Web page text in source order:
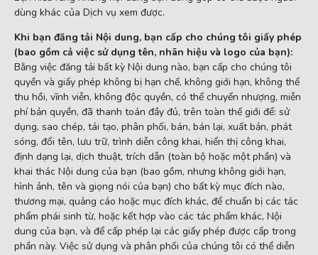
dùng khác của Dịch vụ xem được.
Khi bạn đăng tải Nội dung, bạn cấp cho chúng tôi giấy phép
(bao gồm cả việc sử dụng tên, nhãn hiệu và logo của bạn):
Bằng việc đăng tải bất kỳ Nội dung nào, bạn cấp cho chúng tôi
quyền và giấy phép không bị hạn chế, không giới hạn, không thể
thu hồi, vĩnh viễn, không độc quyền, có thể chuyển nhượng, miễn
phí bản quyền, đã thanh toán đầy đủ, trên toàn thế giới để: sử
dụng, sao chép, tái tạo, phân phối, bán, bán lại, xuất bản, phát
sóng, đổi tên, lưu trữ, trình diễn công khai, hiển thị công khai,
định dạng lại, dịch thuật, trích dẫn (toàn bộ hoặc một phần) và
khai thác Nội dung của bạn (bao gồm, nhưng không giới hạn,
hình ảnh, tên và giọng nói của bạn) cho bất kỳ mục đích nào,
thương mại, quảng cáo hoặc mục đích khác, để chuẩn bị các tác
phẩm phái sinh từ, hoặc kết hợp vào các tác phẩm khác, Nội
dung của bạn, và để cấp phép lại các giấy phép được cấp trong
phần này. Việc sử dụng và phân phối của chúng tôi có thể diễn